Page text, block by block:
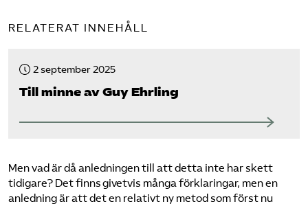
RELATERAT INNEHÅLL
2 september 2025
Till minne av Guy Ehrling
Men vad är då anledningen till att detta inte har skett
tidigare? Det finns givetvis många förklaringar, men en
anledning är att det en relativt ny metod som först nu